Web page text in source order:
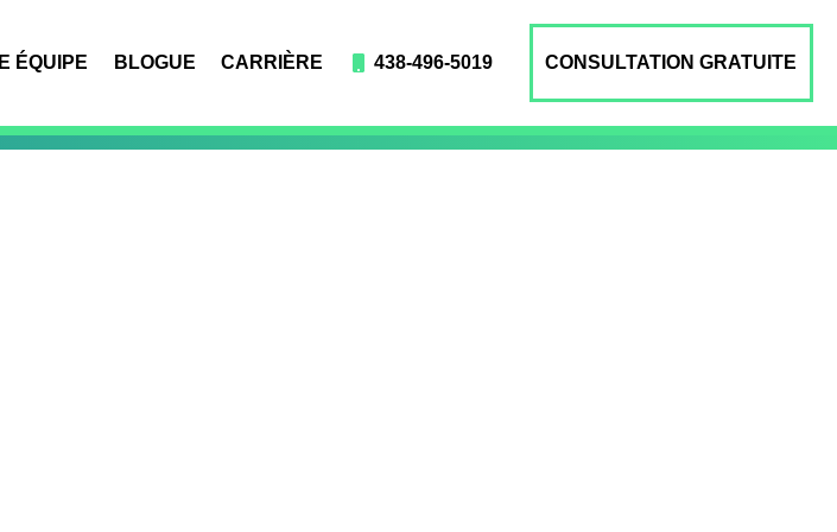
ÉQUIPE BLOGUE CARRIÈRE 438-496-5019 CONSULTATION GRATUITE